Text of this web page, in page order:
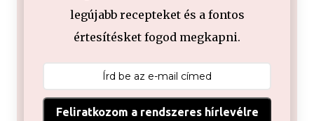
legújabb recepteket és a fontos
értesítésket fogod megkapni.
Feliratkozom a rendszeres hírlevélre